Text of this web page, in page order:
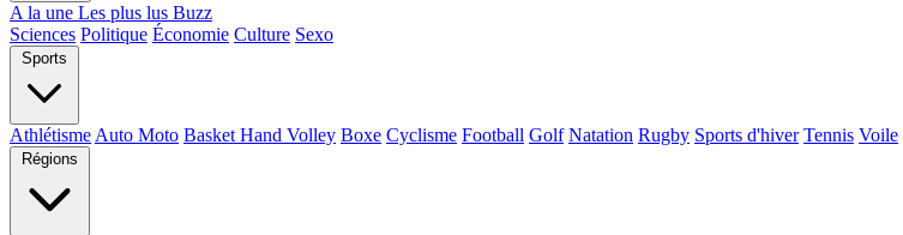
A la une Les plus lus Buzz
Sciences Politique Économie Culture Sexo
Sports
Athlétisme Auto Moto Basket Hand Volley Boxe Cyclisme Football Golf Natation Rugby Sports d'hiver Tennis Voile
Régions